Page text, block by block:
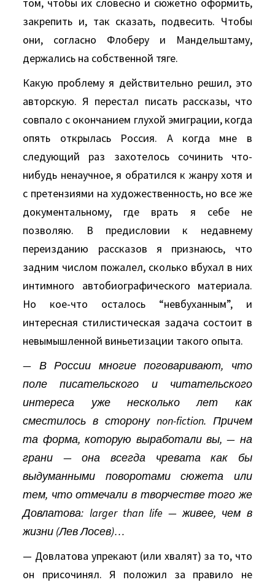
закрепить и, так сказать, подвесить. Чтобы
они, согласно Флоберу и Мандельштаму,
держались на собственной тяге.
Какую проблему я действительно решил, это
авторскую. Я перестал писать рассказы, что
совпало с окончанием глухой эмиграции, когда
опять открылась Россия. А когда мне в
следующий раз захотелось сочинить что-
нибудь ненаучное, я обратился к жанру хотя и
с претензиями на художественность, но все же
документальному, где врать я себе не
позволяю. В предисловии к недавнему
переизданию рассказов я признаюсь, что
задним числом пожалел, сколько вбухал в них
интимного автобиографического материала.
Но кое-что осталось “невбуханным”, и
интересная стилистическая задача состоит в
невымышленной виньетизации такого опыта.
— В России многие поговаривают, что
поле писательского и читательского
интереса уже несколько лет как
сместилось в сторону non-fiction. Причем
та форма, которую выработали вы, — на
грани — она всегда чревата как бы
выдуманными поворотами сюжета или
тем, что отмечали в творчестве того же
Довлатова: larger than life — живее, чем в
жизни (Лев Лосев)…
— Довлатова упрекают (или хвалят) за то, что
он присочинял. Я положил за правило не